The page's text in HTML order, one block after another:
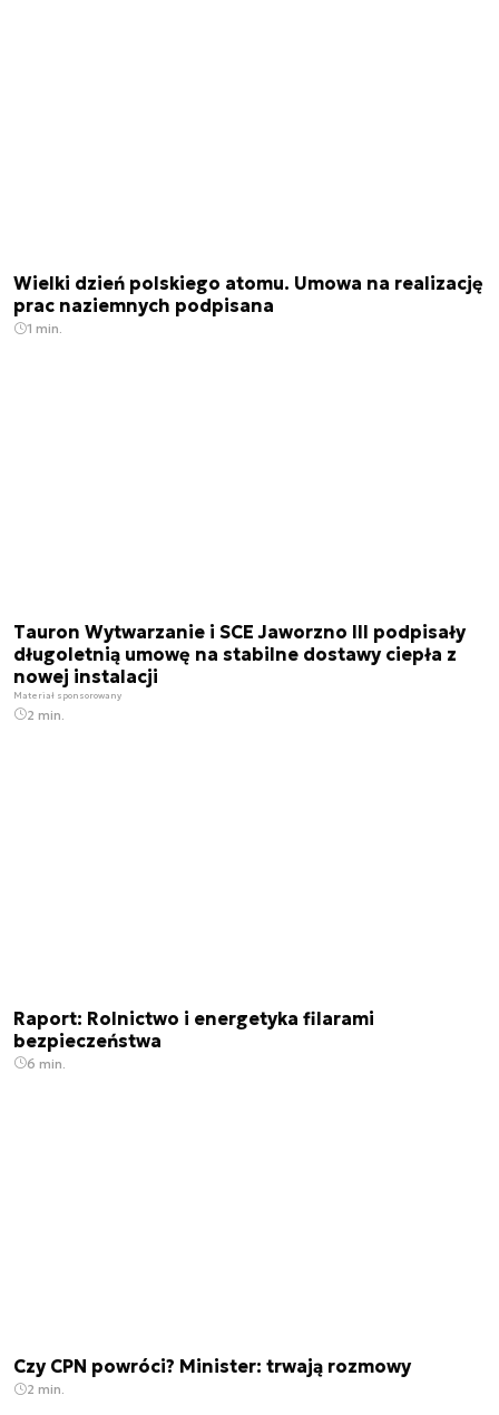
Wielki dzień polskiego atomu. Umowa na realizację
prac naziemnych podpisana
1 min.
Tauron Wytwarzanie i SCE Jaworzno III podpisały
długoletnią umowę na stabilne dostawy ciepła z
nowej instalacji
Materiał sponsorowany
2 min.
Raport: Rolnictwo i energetyka filarami
bezpieczeństwa
6 min.
Czy CPN powróci? Minister: trwają rozmowy
2 min.